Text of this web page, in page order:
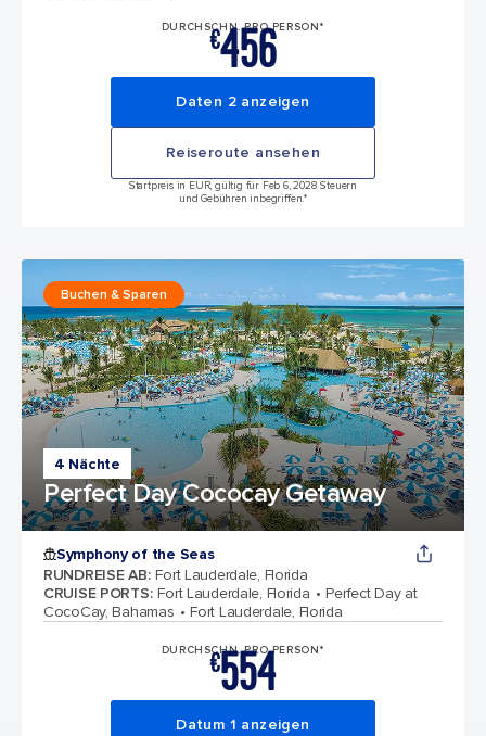
DURCHSCHN. PRO PERSON*
€456
Daten 2 anzeigen
Reiseroute ansehen
Startpreis in EUR, gültig für Feb 6, 2028 Steuern
und Gebühren inbegriffen.*
4 Nächte
Perfect Day Cococay Getaway
Buchen & Sparen
Symphony of the Seas
RUNDREISE AB: Fort Lauderdale, Florida
CRUISE PORTS: Fort Lauderdale, Florida
Perfect Day at
CocoCay, Bahamas
Fort Lauderdale, Florida
DURCHSCHN. PRO PERSON*
€554
Datum 1 anzeigen